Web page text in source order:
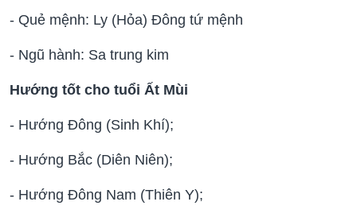
- Quẻ mệnh: Ly (Hỏa) Đông tứ mệnh
- Ngũ hành: Sa trung kim
Hướng tốt cho tuổi Ất Mùi
- Hướng Đông (Sinh Khí);
- Hướng Bắc (Diên Niên);
- Hướng Đông Nam (Thiên Y);